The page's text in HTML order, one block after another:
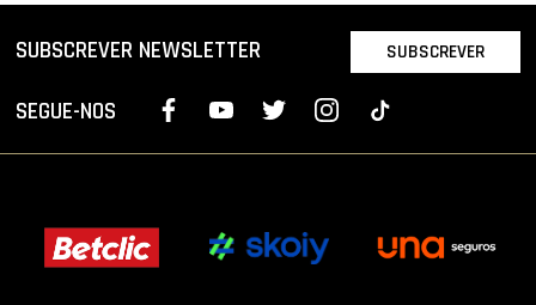
SUBSCREVER NEWSLETTER SUBSCREVER
SEGUE-NOS